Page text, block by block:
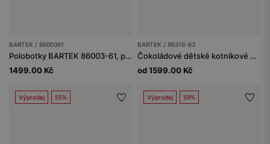
BARTEK / 8600361
Polobotky BARTEK 86003-61, pro chlapce, černo-hnědé
1499.00 Kč
BARTEK / 86318-63
Čokoládové dětské kotníkové boty s liškou BARTEK 86318-63
od 1599.00 Kč
Výprodej 55% Výprodej 59%